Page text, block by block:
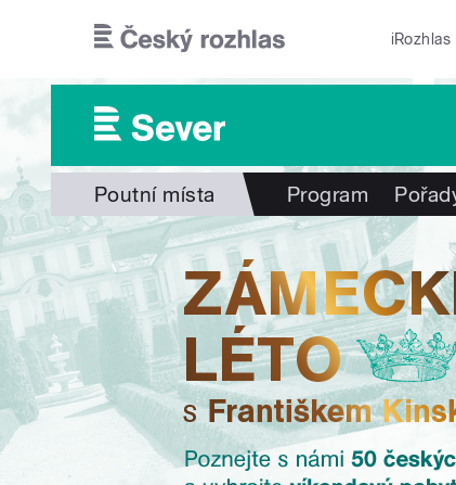
iRozhlas
Poutní místa Program